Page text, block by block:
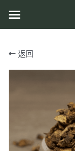
首頁
品牌介紹
原相工法
中草藥原料
原草入茶
原香提味
互動體驗
關於活動
更多資訊
返回所有商品分類